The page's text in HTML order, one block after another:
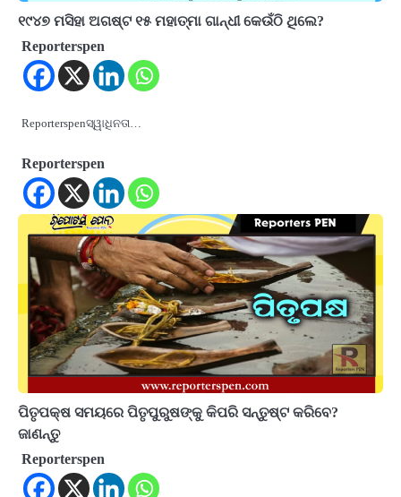
୧୯୪୭ ମସିହା ଅଗଷ୍ଟ ୧୫ ମହାତ୍ମା ଗାନ୍ଧୀ କେଉଁଠି ଥିଲେ?
Reporterspen
Reporterspenସ୍ୱାଧିନତା…
Reporterspen
ପିତୃପକ୍ଷ ସମୟରେ ପିତୃପୁରୁଷଙ୍କୁ କିପରି ସନ୍ତୁଷ୍ଟ କରିବେ?
ଜାଣନ୍ତୁ
Reporterspen